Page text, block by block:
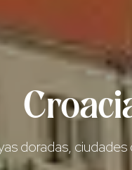
doradas, ciudades